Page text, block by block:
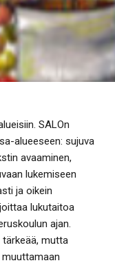
SALOn
alueeseen: sujuva
avaaminen,
lukemiseen
ja oikein
lukutaitoa
ajan.
tärkeää, mutta